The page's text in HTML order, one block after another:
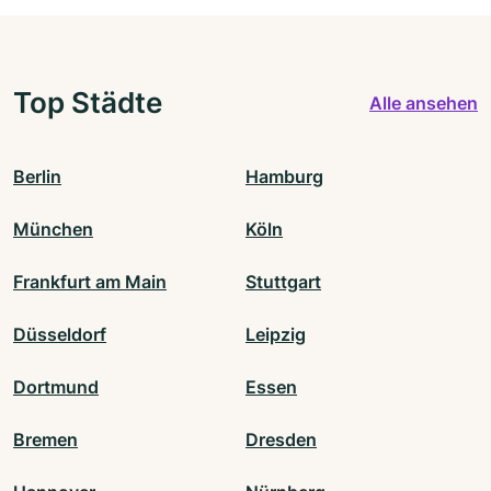
Top Städte Alle ansehen
Berlin Hamburg
München Köln
Frankfurt am Main Stuttgart
Düsseldorf Leipzig
Dortmund Essen
Bremen Dresden